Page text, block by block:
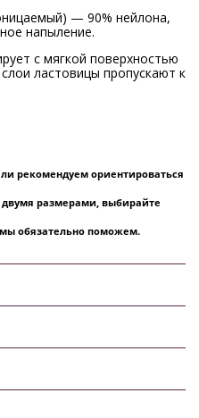
— 90% нейлона,
напыление.
с мягкой поверхностью
ластовицы пропускают к
рекомендуем ориентироваться
двумя размерами, выбирайте
обязательно поможем.